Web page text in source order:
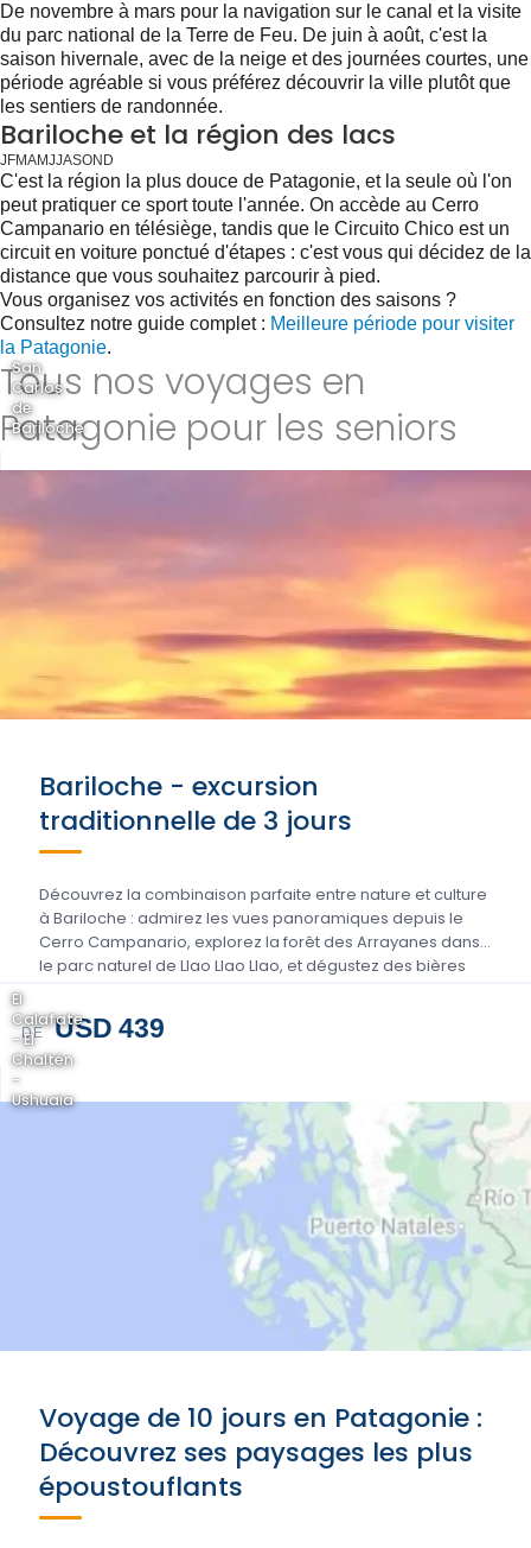
De novembre à mars pour la navigation sur le canal et la visite
du parc national de la Terre de Feu. De juin à août, c'est la
saison hivernale, avec de la neige et des journées courtes, une
période agréable si vous préférez découvrir la ville plutôt que
les sentiers de randonnée.
Bariloche et la région des lacs
J FMAMJJASON D
C'est la région la plus douce de Patagonie, et la seule où l'on
peut pratiquer ce sport toute l'année. On accède au Cerro
Campanario en télésiège, tandis que le Circuito Chico est un
circuit en voiture ponctué d'étapes : c'est vous qui décidez de la
distance que vous souhaitez parcourir à pied.
Vous organisez vos activités en fonction des saisons ?
Consultez notre guide complet : Meilleure période pour visiter
la Patagonie.
Tous nos voyages en
Patagonie pour les seniors
San
Carlos
de
Bariloche
Bariloche - excursion
traditionnelle de 3 jours
Découvrez la combinaison parfaite entre nature et culture
à Bariloche : admirez les vues panoramiques depuis le
Cerro Campanario, explorez la forêt des Arrayanes dans
le parc naturel de Llao Llao Llao, et dégustez des bières
DE USD 439
El
Calafate
- El
Chaltén
-
Ushuaia
Voyage de 10 jours en Patagonie :
Découvrez ses paysages les plus
époustouflants